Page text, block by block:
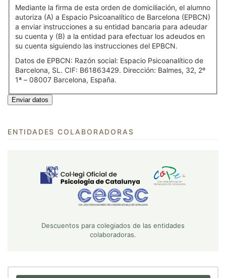
Mediante la firma de esta orden de domiciliación, el alumno
autoriza (A) a Espacio Psicoanalítico de Barcelona (EPBCN)
a enviar instrucciones a su entidad bancaria para adeudar
su cuenta y (B) a la entidad para efectuar los adeudos en
su cuenta siguiendo las instrucciones del EPBCN.
Datos de EPBCN: Razón social: Espacio Psicoanalítico de
Barcelona, SL. CIF: B61863429. Dirección: Balmes, 32, 2º
1ª – 08007 Barcelona, España.
ENTIDADES COLABORADORAS
Descuentos para colegiados de las entidades
colaboradoras.